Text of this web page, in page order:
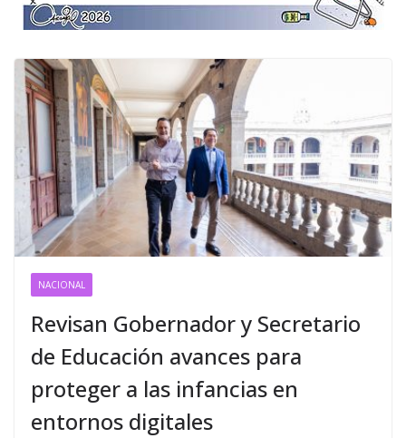
NACIONAL
Revisan Gobernador y Secretario
de Educación avances para
proteger a las infancias en
entornos digitales